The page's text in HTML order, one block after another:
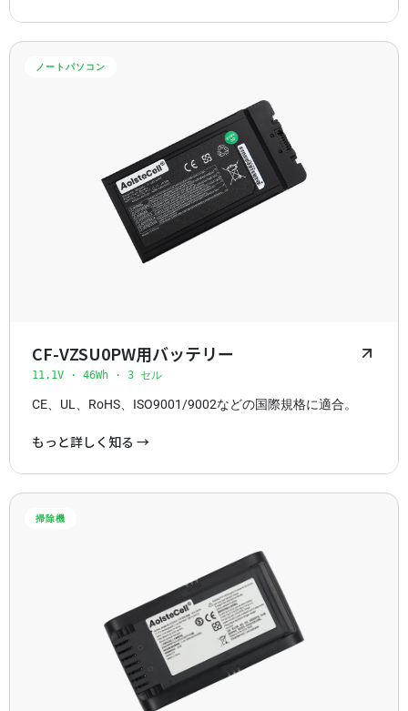
ノートパソコン
CF-VZSU0PW用バッテリー
11.1V · 46Wh · 3 セル
CE、UL、RoHS、ISO9001/9002などの国際規格に適合。
もっと詳しく知る →
掃除機